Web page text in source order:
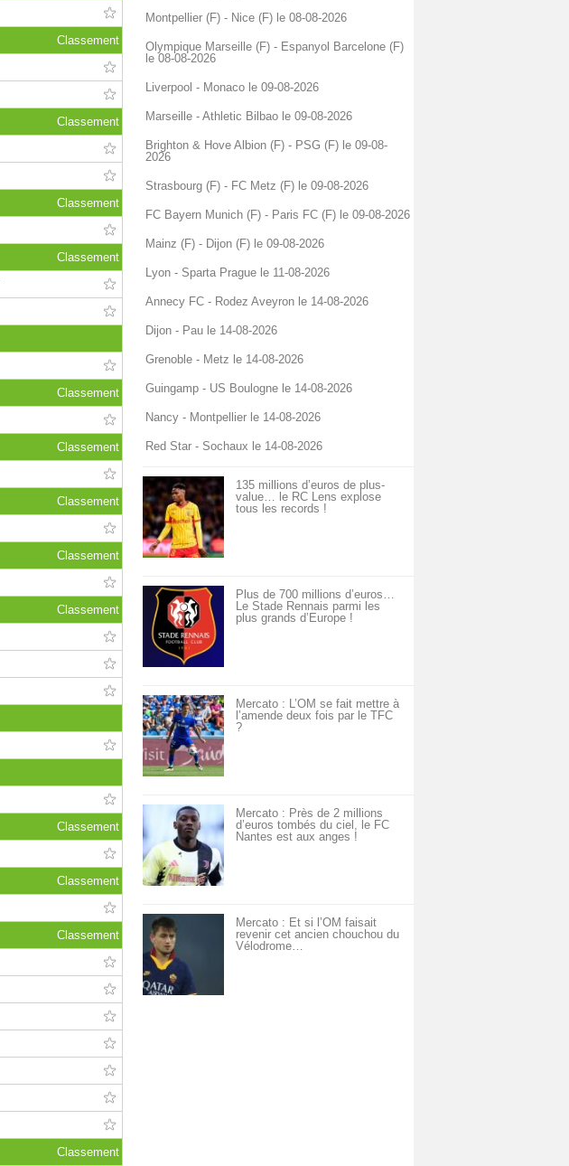
Classement
Classement
Classement
Classement
Classement
Classement
Classement
Classement
Classement
Classement
Classement
Classement
Classement
Montpellier (F) - Nice (F) le 08-08-2026
Olympique Marseille (F) - Espanyol Barcelone (F)
le 08-08-2026
Liverpool - Monaco le 09-08-2026
Marseille - Athletic Bilbao le 09-08-2026
Brighton & Hove Albion (F) - PSG (F) le 09-08-
2026
Strasbourg (F) - FC Metz (F) le 09-08-2026
FC Bayern Munich (F) - Paris FC (F) le 09-08-2026
Mainz (F) - Dijon (F) le 09-08-2026
Lyon - Sparta Prague le 11-08-2026
Annecy FC - Rodez Aveyron le 14-08-2026
Dijon - Pau le 14-08-2026
Grenoble - Metz le 14-08-2026
Guingamp - US Boulogne le 14-08-2026
Nancy - Montpellier le 14-08-2026
Red Star - Sochaux le 14-08-2026
135 millions d’euros de plus-
value… le RC Lens explose
tous les records !
Plus de 700 millions d’euros…
Le Stade Rennais parmi les
plus grands d’Europe !
Mercato : L’OM se fait mettre à
l’amende deux fois par le TFC
?
Mercato : Près de 2 millions
d’euros tombés du ciel, le FC
Nantes est aux anges !
Mercato : Et si l’OM faisait
revenir cet ancien chouchou du
Vélodrome…